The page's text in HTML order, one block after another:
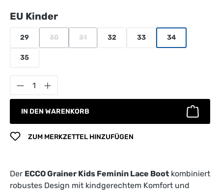
EU Kinderauswählen
29 30
(Diese Option ist zurzeit nicht verfügbar.)
31
(Diese Option ist zurzeit nicht verfügbar.)
32 33 34
35
Produkt Anzahl: Gib den gewünschten
IN DEN WARENKORB
ZUM MERKZETTEL HINZUFÜGEN
Der ECCO Grainer Kids Feminin Lace Boot kombiniert
robustes Design mit kindgerechtem Komfort und